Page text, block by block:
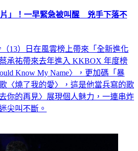
」！一早緊急被叫醒 兇手下落不
（13）日在風雲榜上帶來「全新進化
承祐帶來去年進入 KKBOX 年度榜
Know My Name〉，更加碼「暴
〈燒了我的愛〉，這是他當兵寫的歌
你的再見〉展現個人魅力，一連串炸
尖叫不斷。